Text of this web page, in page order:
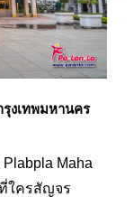
งเทพมหานคร
Maha
ใครสัญจร